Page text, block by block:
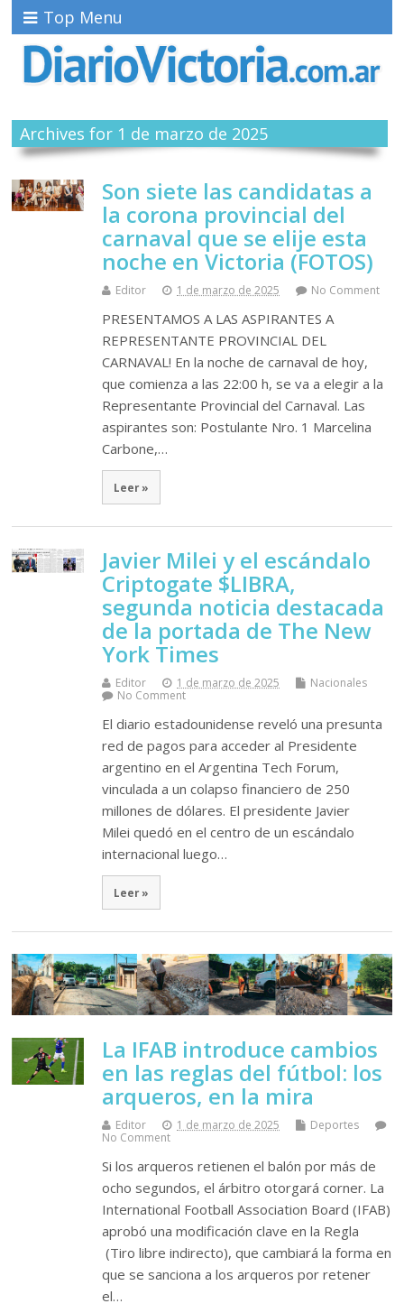
Top Menu
Archives for 1 de marzo de 2025
Son siete las candidatas a
la corona provincial del
carnaval que se elije esta
noche en Victoria (FOTOS)
Editor 1 de marzo de 2025 No Comment
PRESENTAMOS A LAS ASPIRANTES A
REPRESENTANTE PROVINCIAL DEL
CARNAVAL! En la noche de carnaval de hoy,
que comienza a las 22:00 h, se va a elegir a la
Representante Provincial del Carnaval. Las
aspirantes son: Postulante Nro. 1 Marcelina
Carbone,…
Leer »
Javier Milei y el escándalo
Criptogate $LIBRA,
segunda noticia destacada
de la portada de The New
York Times
Editor 1 de marzo de 2025
Nacionales
No Comment
El diario estadounidense reveló una presunta
red de pagos para acceder al Presidente
argentino en el Argentina Tech Forum,
vinculada a un colapso financiero de 250
millones de dólares. El presidente Javier
Milei quedó en el centro de un escándalo
internacional luego…
Leer »
La IFAB introduce cambios
en las reglas del fútbol: los
arqueros, en la mira
Editor 1 de marzo de 2025
Deportes
No Comment
Si los arqueros retienen el balón por más de
ocho segundos, el árbitro otorgará corner. La
International Football Association Board (IFAB)
aprobó una modificación clave en la Regla
(Tiro libre indirecto), que cambiará la forma en
que se sanciona a los arqueros por retener
el…